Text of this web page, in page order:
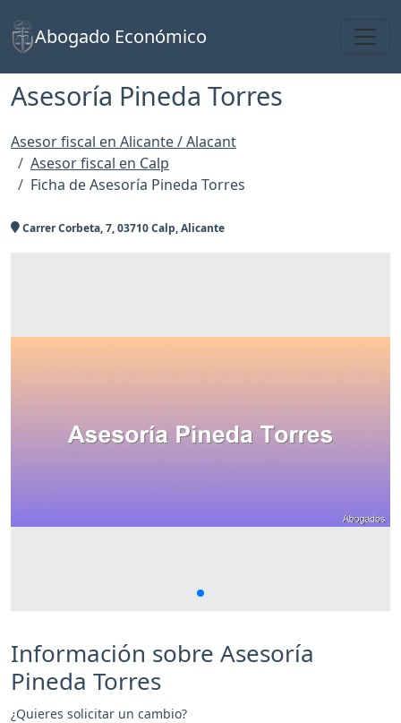
Abogado Económico
Asesoría Pineda Torres
Asesor fiscal en Alicante / Alacant
Asesor fiscal en Calp
Ficha de Asesoría Pineda Torres
Carrer Corbeta, 7, 03710 Calp, Alicante
Información sobre Asesoría
Pineda Torres
¿Quieres solicitar un cambio?